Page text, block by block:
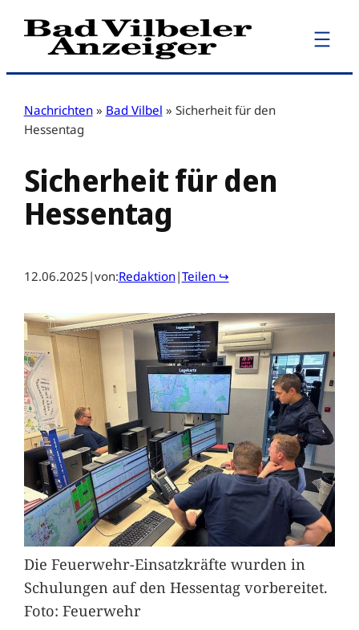
Zum
Inhalt
Nachrichten » Bad Vilbel » Sicherheit für den
Hessentag
Sicherheit für den
Hessentag
12.06.2025 |von:Redaktion|Teilen ↪
Die Feuerwehr-Einsatzkräfte wurden in
Schulungen auf den Hessentag vorbereitet.
Foto: Feuerwehr